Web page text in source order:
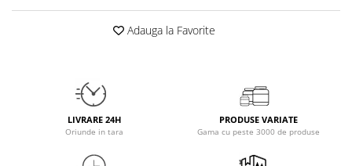
NOW Foods
Optimum Nutrition
PerfectShaker
Adauga la Favorite
LIVRARE 24H
Oriunde in tara
PRODUSE VARIATE
Gama cu peste 3000 de produse